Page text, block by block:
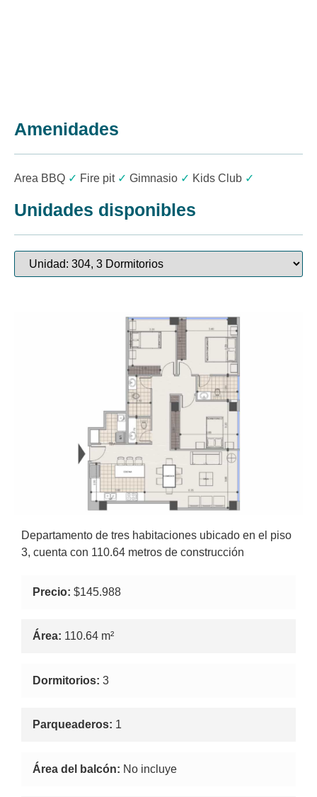
Amenidades
Area BBQ ✓ Fire pit✓ Gimnasio ✓ Kids Club ✓
Unidades disponibles
Departamento de tres habitaciones ubicado en el piso
3, cuenta con 110.64 metros de construcción
Precio: $145.988
Área: 110.64 m²
Dormitorios: 3
Parqueaderos: 1
Área del balcón: No incluye